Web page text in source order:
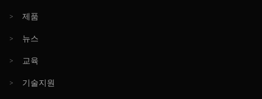
> 제품
> 뉴스
> 교육
> 기술지원